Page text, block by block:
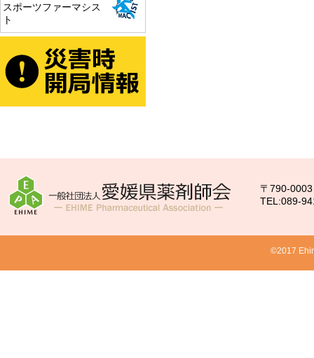
スポーツファーマシス
ト
〒790-
TEL:089-
©2017